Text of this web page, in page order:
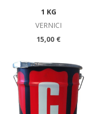
1 KG
VERNICI
15,00 €